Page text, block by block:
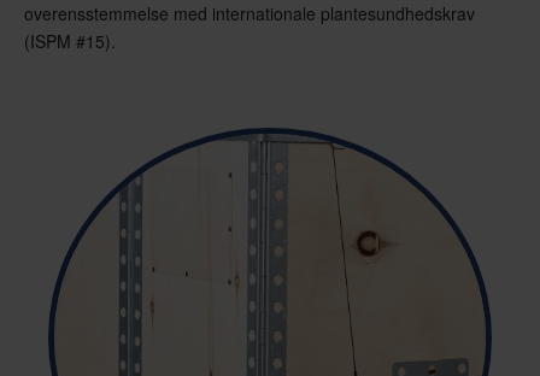
overensstemmelse med internationale plantesundhedskrav
(ISPM #15).